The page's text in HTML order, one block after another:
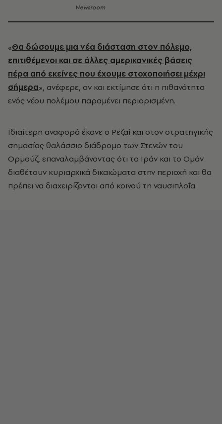
Newsroom
«Θα δώσουμε μια νέα διάσταση στον πόλεμο,
επιτιθέμενοι και σε άλλες αμερικανικές βάσεις
πέρα από εκείνες που έχουμε στοχοποιήσει μέχρι
σήμερα», ανέφερε, αν και εκτίμησε ότι η πιθανότητα
ενός νέου πολέμου παραμένει περιορισμένη.
Ιδιαίτερη αναφορά έκανε ο Ρεζαΐ και στον στρατηγικής
σημασίας θαλάσσιο διάδρομο των Στενών του
Ορμούζ, επαναλαμβάνοντας ότι το Ιράν και το Oμάν
διαθέτουν κυριαρχικά δικαιώματα στην περιοχή και θα
πρέπει να διαχειρίζονται από κοινού τη ναυσιπλοΐα.